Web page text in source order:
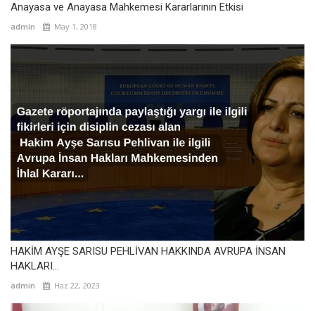
Anayasa ve Anayasa Mahkemesi Kararlarının Etkisi
admin May 1, 2018
HAKİM AYŞE SARISU PEHLİVAN HAKKINDA AVRUPA İNSAN
HAKLARI...
admin Haz 22, 2023